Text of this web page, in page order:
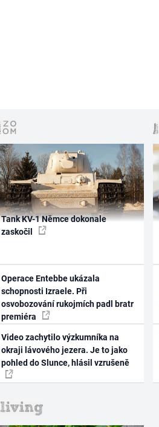
Tank KV-1 Němce dokonale
zaskočil
Operace Entebbe ukázala
schopnosti Izraele. Při
osvobozování rukojmích padl bratr
premiéra
Video zachytilo výzkumníka na
okraji lávového jezera. Je to jako
pohled do Slunce, hlásil vzrušeně